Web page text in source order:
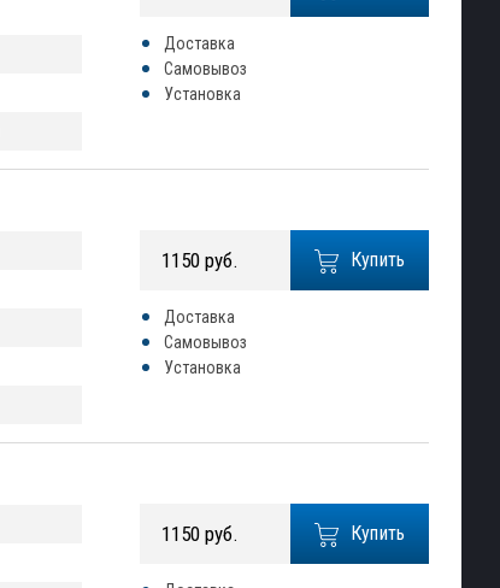
Доставка
Самовывоз
Установка
Купить
1150 руб.
Доставка
Самовывоз
Установка
Купить
1150 руб.